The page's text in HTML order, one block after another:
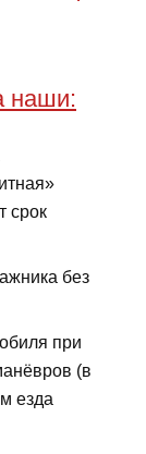
наши:
срок
без
при
(в
езда